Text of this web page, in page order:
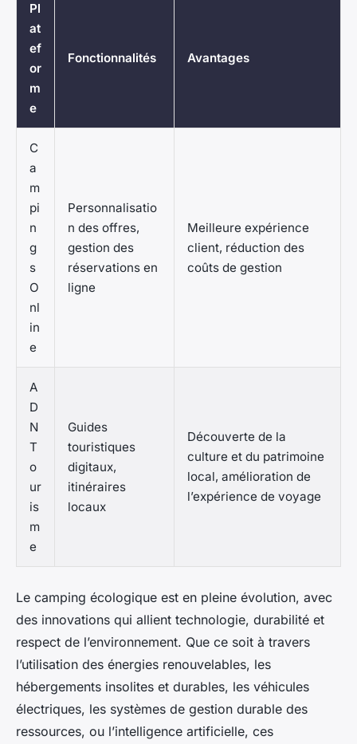
Pl
at
ef
or
m
e
Fonctionnalités Avantages
C
a
m
pi
n
g
s
O
nl
in
e
Personnalisatio
n des offres,
gestion des
réservations en
ligne
Meilleure expérience
client, réduction des
coûts de gestion
A
D
N
T
o
ur
is
m
e
Guides
touristiques
digitaux,
itinéraires
locaux
Découverte de la
culture et du patrimoine
local, amélioration de
l’expérience de voyage
Le camping écologique est en pleine évolution, avec
des innovations qui allient technologie, durabilité et
respect de l’environnement. Que ce soit à travers
l’utilisation des énergies renouvelables, les
hébergements insolites et durables, les véhicules
électriques, les systèmes de gestion durable des
ressources, ou l’intelligence artificielle, ces